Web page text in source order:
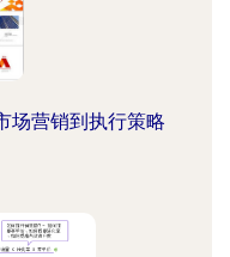
场营销到执行策略